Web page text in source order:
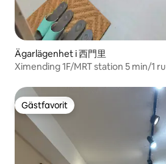
Ägarlägenhet i 西門里
Ximending 1F/MRT station 5 min/1
Gästfavorit
Gästfavorit